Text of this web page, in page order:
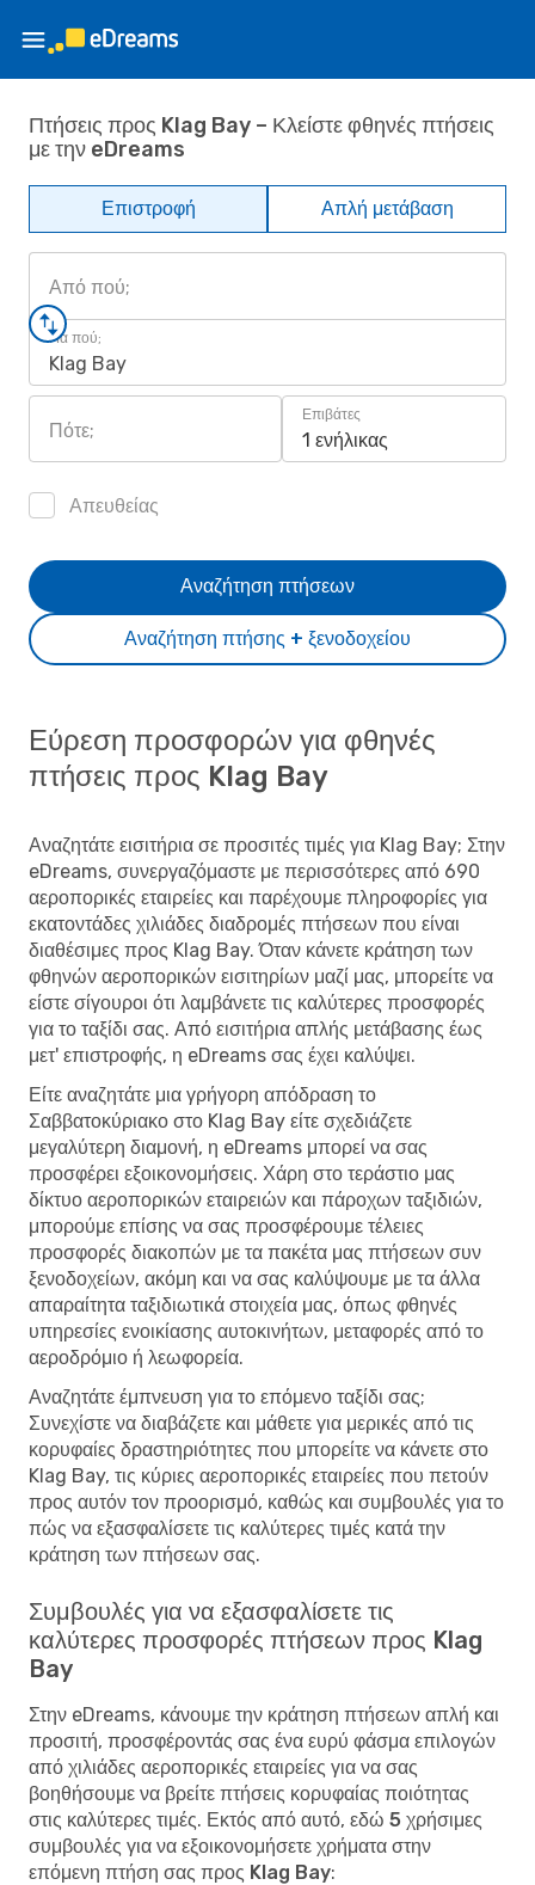
Πτήσεις προς Klag Bay – Κλείστε φθηνές πτήσεις
με την eDreams
Επιστροφή Απλή μετάβαση
Από πού;
Για πού;
Klag Bay
Πότε;
Επιβάτες
1 ενήλικας
Απευθείας
Αναζήτηση πτήσης + ξενοδοχείου
Αναζήτηση πτήσεων
Εύρεση προσφορών για φθηνές
πτήσεις προς Klag Bay
Αναζητάτε εισιτήρια σε προσιτές τιμές για Klag Bay; Στην
eDreams, συνεργαζόμαστε με περισσότερες από 690
αεροπορικές εταιρείες και παρέχουμε πληροφορίες για
εκατοντάδες χιλιάδες διαδρομές πτήσεων που είναι
διαθέσιμες προς Klag Bay. Όταν κάνετε κράτηση των
φθηνών αεροπορικών εισιτηρίων μαζί μας, μπορείτε να
είστε σίγουροι ότι λαμβάνετε τις καλύτερες προσφορές
για το ταξίδι σας. Από εισιτήρια απλής μετάβασης έως
μετ' επιστροφής, η eDreams σας έχει καλύψει.
Είτε αναζητάτε μια γρήγορη απόδραση το
Σαββατοκύριακο στο Klag Bay είτε σχεδιάζετε
μεγαλύτερη διαμονή, η eDreams μπορεί να σας
προσφέρει εξοικονομήσεις. Χάρη στο τεράστιο μας
δίκτυο αεροπορικών εταιρειών και πάροχων ταξιδιών,
μπορούμε επίσης να σας προσφέρουμε τέλειες
προσφορές διακοπών με τα πακέτα μας πτήσεων συν
ξενοδοχείων, ακόμη και να σας καλύψουμε με τα άλλα
απαραίτητα ταξιδιωτικά στοιχεία μας, όπως φθηνές
υπηρεσίες ενοικίασης αυτοκινήτων, μεταφορές από το
αεροδρόμιο ή λεωφορεία.
Αναζητάτε έμπνευση για το επόμενο ταξίδι σας;
Συνεχίστε να διαβάζετε και μάθετε για μερικές από τις
κορυφαίες δραστηριότητες που μπορείτε να κάνετε στο
Klag Bay, τις κύριες αεροπορικές εταιρείες που πετούν
προς αυτόν τον προορισμό, καθώς και συμβουλές για το
πώς να εξασφαλίσετε τις καλύτερες τιμές κατά την
κράτηση των πτήσεων σας.
Συμβουλές για να εξασφαλίσετε τις
καλύτερες προσφορές πτήσεων προς Klag
Bay
Στην eDreams, κάνουμε την κράτηση πτήσεων απλή και
προσιτή, προσφέροντάς σας ένα ευρύ φάσμα επιλογών
από χιλιάδες αεροπορικές εταιρείες για να σας
βοηθήσουμε να βρείτε πτήσεις κορυφαίας ποιότητας
στις καλύτερες τιμές. Εκτός από αυτό, εδώ 5 χρήσιμες
συμβουλές για να εξοικονομήσετε χρήματα στην
επόμενη πτήση σας προς Klag Bay: